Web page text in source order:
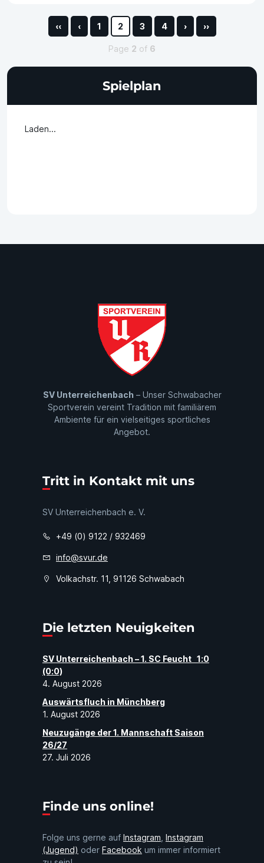
‹‹ ‹ 1 2 3 4 › ››
Page 2 of 6
Spielplan
Laden...
SV Unterreichenbach– Unser Schwabacher
Sportverein vereint Tradition mit familiärem
Ambiente für ein vielseitiges sportliches
Angebot.
Tritt in Kontakt mit uns
SV Unterreichenbach e. V.
+49 (0) 9122 / 932469
info@svur.de
Volkachstr. 11, 91126 Schwabach
Die letzten Neuigkeiten
SV Unterreichenbach – 1. SC Feucht 1:0
(0:0)
4. August 2026
Auswärtsfluch in Münchberg
1. August 2026
Neuzugänge der 1. Mannschaft Saison
26/27
27. Juli 2026
Finde uns online!
Folge uns gerne auf Instagram, Instagram
(Jugend) oder Facebook um immer informiert